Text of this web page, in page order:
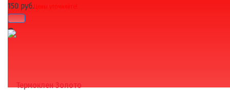
150 руб.Цены уточняйте!